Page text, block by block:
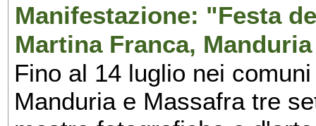
Manifestazione: "Festa
Martina Franca,
Fino al 14 luglio nei
Manduria e Massafra tre